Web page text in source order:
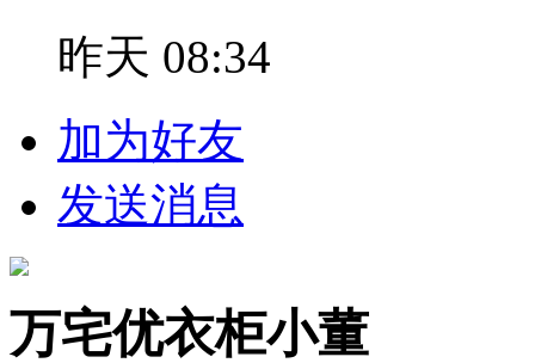
昨天 08:34
加为好友
发送消息
万宅优衣柜小董